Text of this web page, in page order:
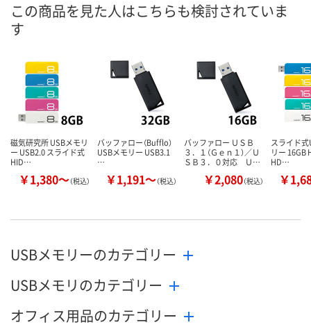
お届け日
ません
この商品を見た人はこちらも検討されていま
す
磁気研究所 USBメモリ
ー USB2.0 スライド式
HID…
￥1,380～（税込）
バッファロー（Bufflo）
USBメモリー USB3.1
…
￥1,191～（税込）
バッファロー ＵＳＢ
３．１（Ｇｅｎ１）／Ｕ
ＳＢ３．０対応 Ｕ…
￥2,080（税込）
スライド
リー 16GB
HD…
￥
USBメモリーのカテゴリー
USBメモリのカテゴリー
オフィス用品のカテゴリー